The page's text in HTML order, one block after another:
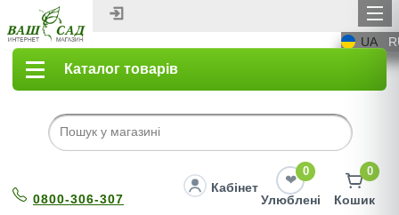
UA
Каталог товарів
0800-306-307
Кабінет
0
Улюблені
0
Кошик